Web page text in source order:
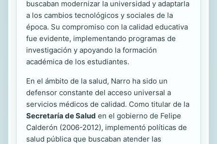
buscaban modernizar la universidad y adaptarla
a los cambios tecnológicos y sociales de la
época. Su compromiso con la calidad educativa
fue evidente, implementando programas de
investigación y apoyando la formación
académica de los estudiantes.
En el ámbito de la salud, Narro ha sido un
defensor constante del acceso universal a
servicios médicos de calidad. Como titular de la
Secretaría de Salud en el gobierno de Felipe
Calderón (2006-2012), implementó políticas de
salud pública que buscaban atender las